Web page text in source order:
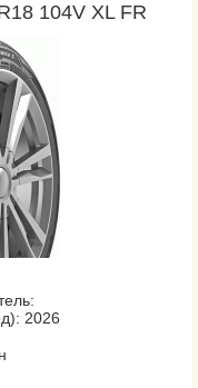
104V XL FR
2026